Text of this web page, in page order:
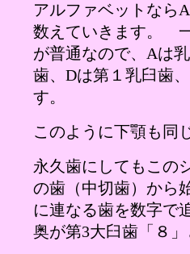
アルファベットな
数えていきます。
が普通なので、Aは
歯、Dは第１乳臼歯
す。
このように下顎も同
永久歯にしてもこの
の歯（中切歯）から
に連なる歯を数字で
奥が第3大臼歯「８